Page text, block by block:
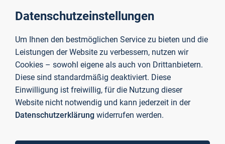
Datenschutzeinstellungen
Um Ihnen den bestmöglichen Service zu bieten und die
Leistungen der Website zu verbessern, nutzen wir
Cookies – sowohl eigene als auch von Drittanbietern.
Diese sind standardmäßig deaktiviert. Diese
Einwilligung ist freiwillig, für die Nutzung dieser
Website nicht notwendig und kann jederzeit in der
Datenschutzerklärung widerrufen werden.